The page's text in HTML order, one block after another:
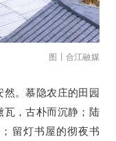
图丨合江融媒
。慕隐农庄的田园
瓦，古朴而沉静；陆
留灯书屋的彻夜书